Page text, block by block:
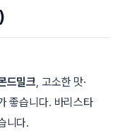
드밀크 , 고소한 맛·
좋습니다. 바리스타
니다.